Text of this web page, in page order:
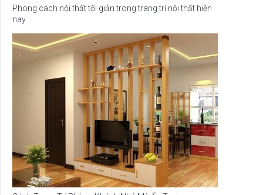
Phong cách nội thất tối giản trong trang trí nội thất hiện
nay